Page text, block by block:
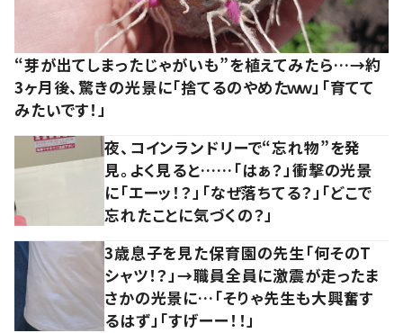
“芽が出てしまったじゃがいも”を植えてみたら…→約
3ヶ月後、驚きの光景に「捨てるのやめたｗｗ」「育てて
みたいです！」
夜、コインランドリーで“忘れ物”を発
見。よく見ると……「はぁ？」衝撃の光景
に「エーッ！？」「なぜ落ちてる？」「どこで
忘れたことに気づくの？」
3歳息子を見た保育園の先生「何そのT
シャツ！？」→職員全員に激震が走ったま
さかの光景に…「そりゃ先生も大興奮す
るはず」「すげーー！！」